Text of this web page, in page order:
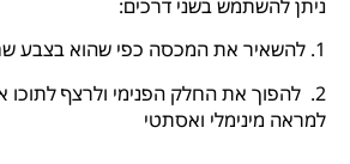
ניתן להשתמש בשני דרכים:
1. להשאיר את המכסה כפי שהוא בצבע שחור מט
2. להפוך את החלק הפנימי ולרצף
למראה מינימלי ואסתטי